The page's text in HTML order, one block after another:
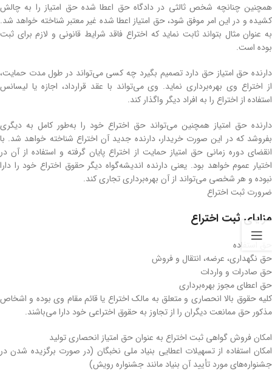
همچنین چنانچه شخص ثالثی در دادگاه حق اعطا شده حق امتیاز را به چالش
کشیده و در این امر موفق شود، حق امتیاز اعطا شده غیر معتبر شناخته خواهد شد.
به عنوان مثال بتواند ثابت نماید که اختراع فاقد شرایط قانونی و لازم برای ثبت
بوده ‌است.
دارنده حق امتیاز حق دارد تصمیم بگیرد چه کسی می‌تواند در طول مدت حمایت،
از اختراع وی بهره‌برداری نماید. وی می‌تواند با عقد قرارداد، اجازه یا لیسانس
استفاده از اختراع را به افراد دیگر واگذار کند.
دارنده حق امتیاز همچنین می‌تواند حق اختراع خود را به‌طور کامل به دیگری
بفروشد که در این صورت خریدار، دارنده جدید آن اختراع شناخته خواهد شد. با
انقضای دوره زمانی حق امتیاز حمایت از اختراع پایان گرفته و استفاده از آن در
اختیار عموم خواهد بود. یعنی دارنده اندیشه‌گواه دیگر حقوق اختراع خود را دارا
نبوده و هر شخصی می‌تواند از آن بهره‌برداری تجاری کند.
ضرورت ثبت اختراع
مزایای ثبت اختراع
حق استفاده
حق نگهداری، عرضه، انتقال و فروش
حق صادرات و واردات
حق اعطای مجوز بهره‌برداری
کلیه حقوق بالا انحصاری و متعلق به مالک اختراع یا قائم مقام وی بوده و اشخاص
مذکور حق ممانعت دیگران را از تجاوز به حقوق اختراعی خود دارا می‌باشند.
امکان فروش گواهی ثبت اختراع به عنوان حق امتیاز انحصاری تولید
امکان استفاده از تسهیلات اعطایی بنیاد ملی نخبگان (در صورت برگزیده شدن در
جشنواره‌های مورد تأیید آن بنیاد مانند جشنواره رویش)